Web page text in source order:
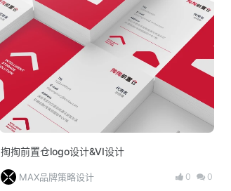
掏掏前置仓logo设计&VI设计
MAX品牌策略设计 0 0